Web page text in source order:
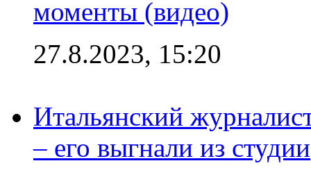
моменты (видео)
27.8.2023, 15:20
Итальянский
– его выгнали из студии